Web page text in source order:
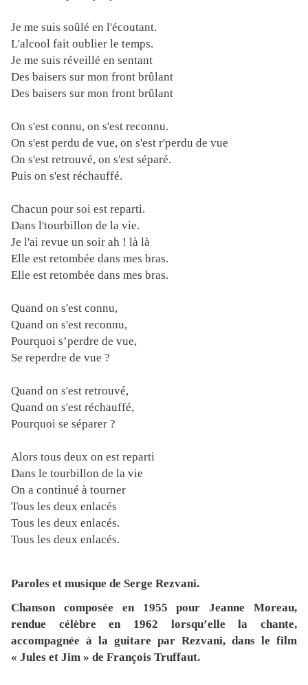
Je me suis soûlé en l'écoutant.
L'alcool fait oublier le temps.
Je me suis réveillé en sentant
Des baisers sur mon front brûlant
Des baisers sur mon front brûlant
On s'est connu, on s'est reconnu.
On s'est perdu de vue, on s'est r'perdu de vue
On s'est retrouvé, on s'est séparé.
Puis on s'est réchauffé.
Chacun pour soi est reparti.
Dans l'tourbillon de la vie.
Je l'ai revue un soir ah ! là là
Elle est retombée dans mes bras.
Elle est retombée dans mes bras.
Quand on s'est connu,
Quand on s'est reconnu,
Pourquoi s’perdre de vue,
Se reperdre de vue ?
Quand on s'est retrouvé,
Quand on s'est réchauffé,
Pourquoi se séparer ?
Alors tous deux on est reparti
Dans le tourbillon de la vie
On a continué à tourner
Tous les deux enlacés
Tous les deux enlacés.
Tous les deux enlacés.
Paroles et musique de Serge Rezvani.
Chanson composée en 1955 pour Jeanne Moreau,
rendue célèbre en 1962 lorsqu’elle la chante,
accompagnée à la guitare par Rezvani, dans le film
« Jules et Jim » de François Truffaut.